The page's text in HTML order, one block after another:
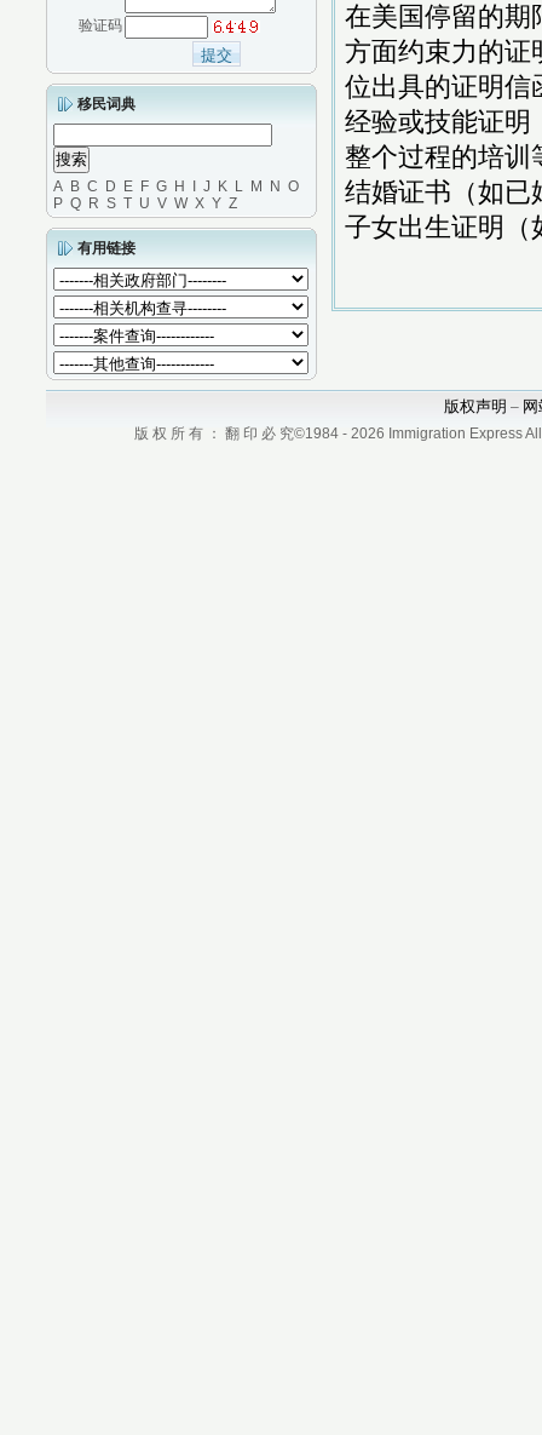
验证码
移民词典
A B C D E F G H J K L M N O
P Q R S T U V W X Y Z
有用链接
在美国停留的期
方面约束力的证
位出具的证明信
经验或技能证明
整个过程的培训
结婚证书（如已
子女出生证明（
版权声明 –
版 权 所 有 ： 翻 印 必 究©1984 - 2026 Immigration Express